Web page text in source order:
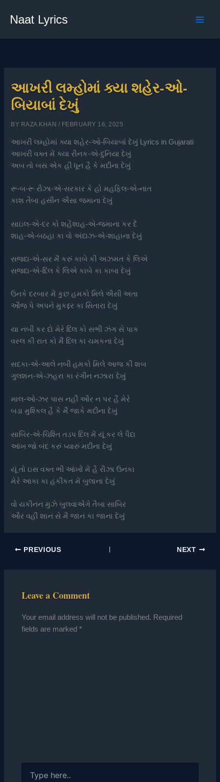
Naat Lyrics
આખરી લમ્હોમાં ક્યા શહેર-ઓ-
બિયાબાં દેખું
BY RAZA KHAN / FEBRUARY 16, 2025
આખરી લમ્હોમાં ક્યા શહેર-ઓ-બિયાબાં દેખું Lyrics in Gujarati
આખરી વક્ત મેં ક્યા રૌનક-એ-દુનિયા દેખું
અબ તો બસ એક હી ધૂન હૈ કે મદીના દેખું
રૂ-બ-રૂ રૌઝા-એ-સરકાર કે હો મહફિલ-એ-નાત
કાશ તૈબા હસીન ઐસા જમાના દેખું
સાઇલ-એ-દર કો શહેંશાહ-એ-જમાના કર દેં
શાહ-એ-બઠહા કા વો અંદાઝ-એ-શાહાના દેખું
સજદા-એ-સર મૈં કરું કાબે કી અઝમત કે લિએ
સજદા-એ-દિલ કે લિએ કાબે કા કાબા દેખું
ઉનકે દરબાર મેં કુછ હમકો મિલે ઐસી અતા
ઔજ પે અપને મુકદ્દર કા સિતારા દેખું
યા નબી કર દો મેરે દિલ કો સભી ઝંગ સે પાક
વસ્લ કી રાત કો મૈં દિલ કા ચમકના દેખું
સદકા-એ-આલે નબી હમકો મિલે આજ કી શબ
ગુલશન-એ-ઝહરા કા રંગીન નઝારા દેખું
માલ-ઓ-ઝર પાસ નહીં ઔર ન પર હૈં મેરે
બડા મુશ્કિલ હૈ કે મૈં જાકે મદીના દેખું
સાબિર-એ-ચિશ્તિ તડપ દિલ મેં યૂં કર લે પૈદા
આંખ જો બંદ કરું પ્યારું મદીના દેખું
યૂં તો ઇસ વક્ત ભી આંખોં મેં હૈ રૌઝા ઉનકા
મેરે આકા કા હકીકત મેં બુલાના દેખું
વો યકીનન મુઝે બુલવાએંગે તૈબા સાબિર
ઔર વહીં શાન સે મૈં જાન કા જાના દેખું
PREVIOUS NEXT
Leave a Comment
Your email address will not be published. Required
fields are marked*
here..